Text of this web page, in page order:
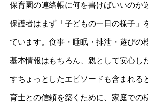
保育園の連絡帳に何を書けばいいのか
保護者はまず「子どもの一日の様子」
ています。食事・睡眠・排泄・遊びの
基本情報はもちろん、親として安心し
すちょっとしたエピソードも含まれる
育士との信頼を築くために、家庭での